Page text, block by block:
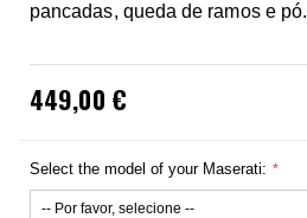
pancadas, queda de ramos e pó.
449,00 €
Select the model of your Maserati: